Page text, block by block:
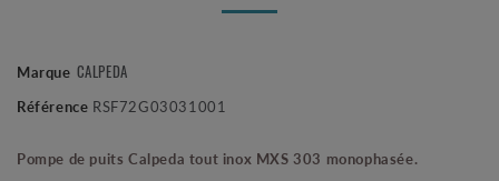
Marque CALPEDA
Référence RSF72G03031001
Pompe de puits Calpeda tout inox MXS 303 monophasée.